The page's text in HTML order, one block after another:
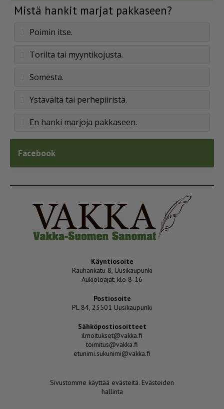
Mistä hankit marjat pakkaseen?
Poimin itse.
Torilta tai myyntikojusta.
Somesta.
Ystävältä tai perhepiiristä.
En hanki marjoja pakkaseen.
Facebook
Käyntiosoite
Rauhankatu 8, Uusikaupunki
Aukioloajat: klo 8-16
Postiosoite
PL 84, 23501 Uusikaupunki
Sähköpostiosoitteet
ilmoitukset@vakka.fi
toimitus@vakka.fi
etunimi.sukunimi@vakka.fi
Sivustomme käyttää evästeitä. Evästeiden
hallinta